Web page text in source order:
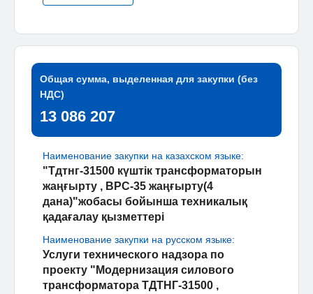
Общая сумма, выделенная для закупки (без
НДС)
13 086 207
Наименование закупки на казахском языке:
"Тдтнг-31500 күштік трансформаторын
жаңғырту , ВРС-35 жаңғырту(4
дана)"жобасы бойынша техникалық
қадағалау қызметтері
Наименование закупки на русском языке:
Услуги технического надзора по
проекту "Модернизация силового
трансформатора ТДТНГ-31500 ,